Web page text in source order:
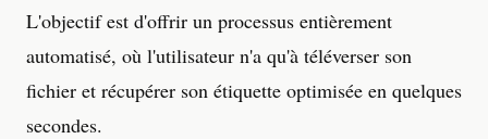
L'objectif est d'offrir un processus entièrement
automatisé, où l'utilisateur n'a qu'à téléverser son
fichier et récupérer son étiquette optimisée en quelques
secondes.